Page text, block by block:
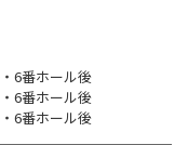
6番ホール後
6番ホール後
6番ホール後